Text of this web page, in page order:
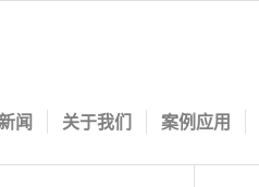
闻 关于我们 案例应用